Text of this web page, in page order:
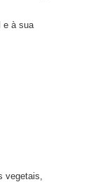
e à sua
vegetais,